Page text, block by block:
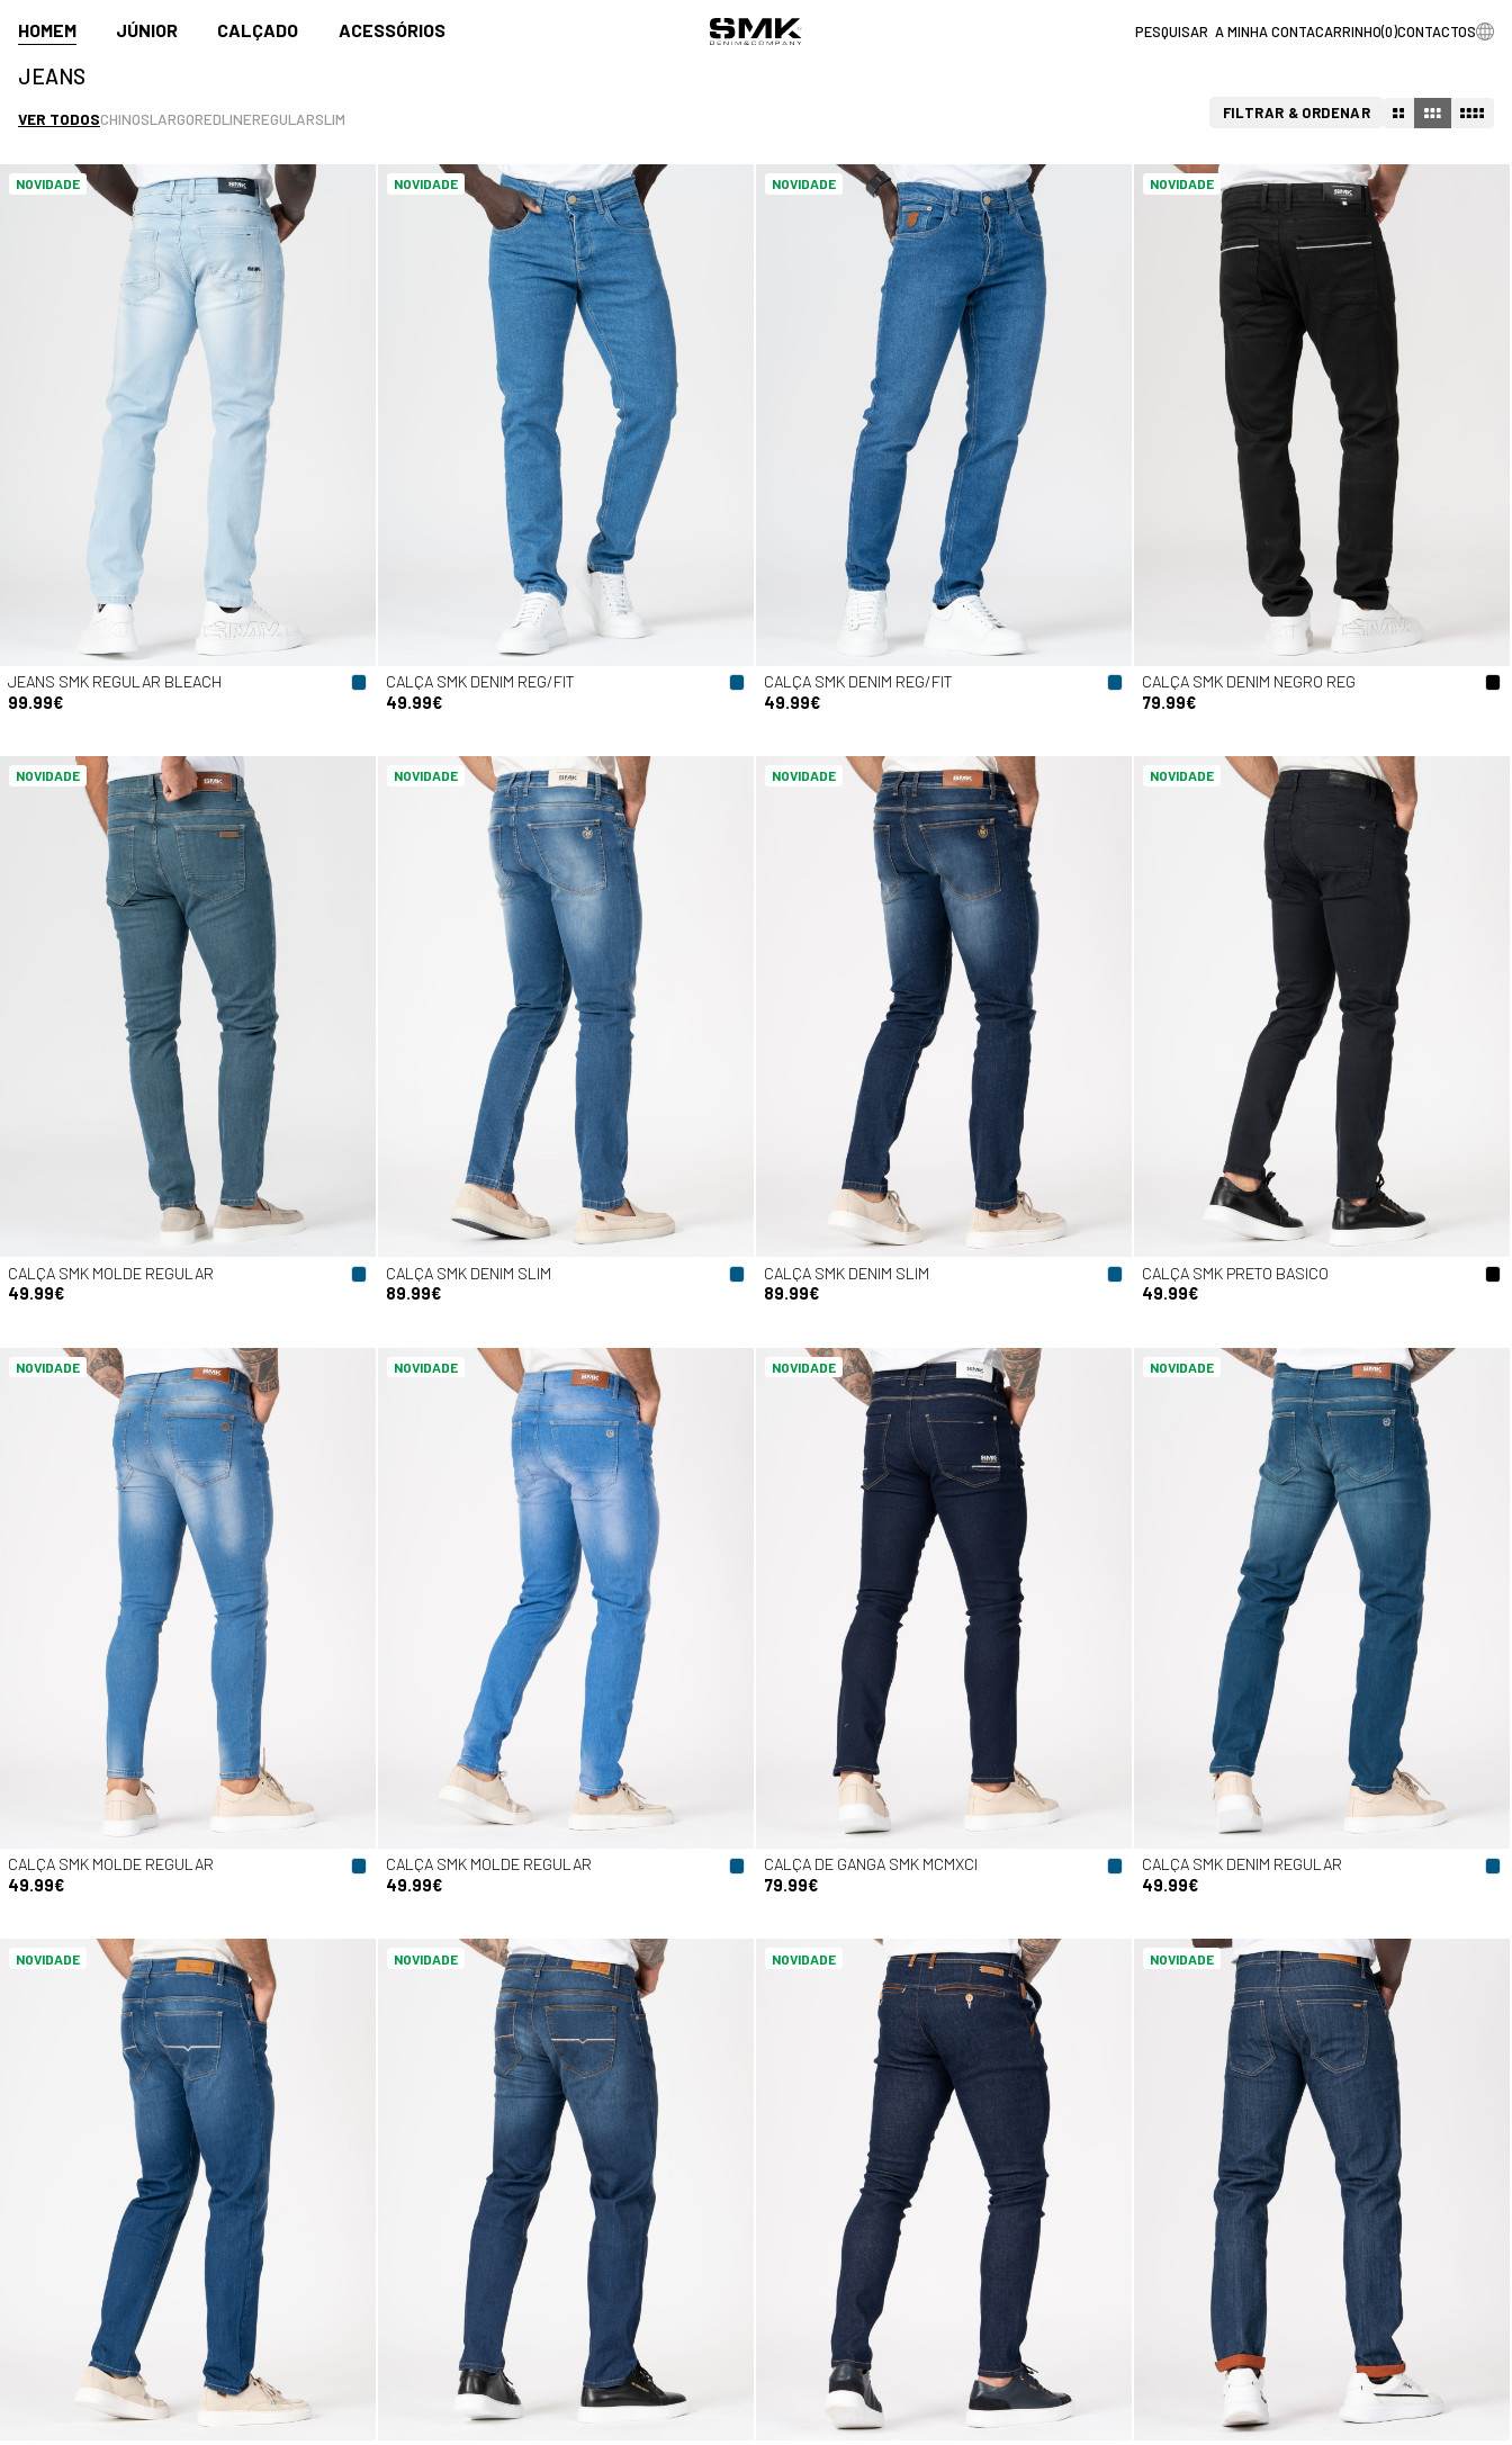
HOMEM JÚNIOR CALÇADO ACESSÓRIOS A MINHA CONTACARRINHO(0)CONTACTOS
JEANS
VER TODOSCHINOSLARGOREDLINEREGULARSLIM FILTRAR & ORDENAR
NOVIDADE
JEANS SMK REGULAR BLEACH
99.99€
NOVIDADE
CALÇA SMK DENIM REG/FIT
49.99€
NOVIDADE
CALÇA SMK DENIM REG/FIT
49.99€
NOVIDADE
CALÇA SMK DENIM NEGRO REG
79.99€
NOVIDADE
CALÇA SMK MOLDE REGULAR
49.99€
NOVIDADE
CALÇA SMK DENIM SLIM
89.99€
NOVIDADE
CALÇA SMK DENIM SLIM
89.99€
NOVIDADE
CALÇA SMK PRETO BASICO
49.99€
NOVIDADE
CALÇA SMK MOLDE REGULAR
49.99€
NOVIDADE
CALÇA SMK MOLDE REGULAR
49.99€
NOVIDADE
CALÇA DE GANGA SMK MCMXCI
79.99€
NOVIDADE
CALÇA SMK DENIM REGULAR
49.99€
NOVIDADE NOVIDADE NOVIDADE NOVIDADE